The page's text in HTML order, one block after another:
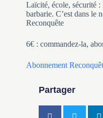
Laïcité, école, sécurité :
barbarie. C’est dans le
Reconquête
6€ : commandez-la,
Abonnement
Partager